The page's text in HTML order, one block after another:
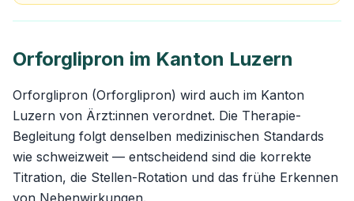
Orforglipron im Kanton Luzern
Orforglipron (Orforglipron) wird auch im Kanton
Luzern von Ärzt:innen verordnet. Die Therapie-
Begleitung folgt denselben medizinischen Standards
wie schweizweit — entscheidend sind die korrekte
Titration, die Stellen-Rotation und das frühe Erkennen
von Nebenwirkungen.